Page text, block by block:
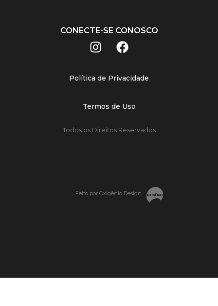
CONECTE-SE CONOSCO
Política de Privacidade
Termos de Uso
Todos os Direitos Reservados
Feito por Oxigênio Design